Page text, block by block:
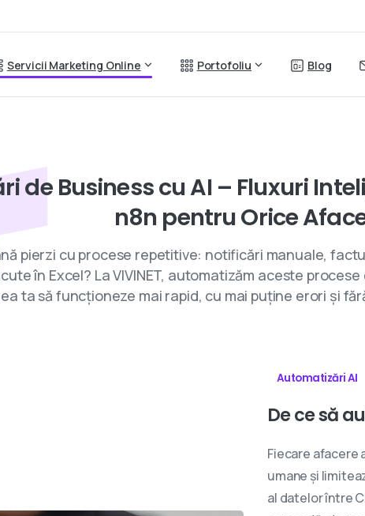
Servicii Marketing Online Portofoliu Blog
de BusinesscuAI – Fluxuri
n8n pentruOrice
pierzi cu procese repetitive: notificări manuale,
în Excel? La VIVINET, automatizăm aceste
ta să funcționeze mai rapid, cu mai puține erori și
Automatizări AI
Decesă
Fiecare afacere
umane și
al datelor între